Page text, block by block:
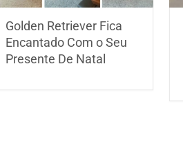
Golden Retriever Fica
Encantado Com o Seu
Presente De Natal